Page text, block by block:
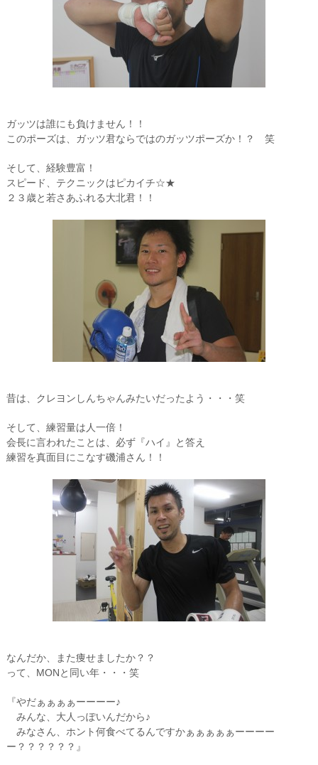
ガッツは誰にも負けません！！
このポーズは、ガッツ君ならではのガッツポーズか！？ 笑
そして、経験豊富！
スピード、テクニックはピカイチ☆★
２３歳と若さあふれる大北君！！
昔は、クレヨンしんちゃんみたいだったよう・・・笑
そして、練習量は人一倍！
会長に言われたことは、必ず『ハイ』と答え
練習を真面目にこなす磯浦さん！！
なんだか、また痩せましたか？？
って、MONと同い年・・・笑
『やだぁぁぁぁーーーー♪
みんな、大人っぽいんだから♪
みなさん、ホント何食べてるんですかぁぁぁぁぁーーーー
ー？？？？？？』